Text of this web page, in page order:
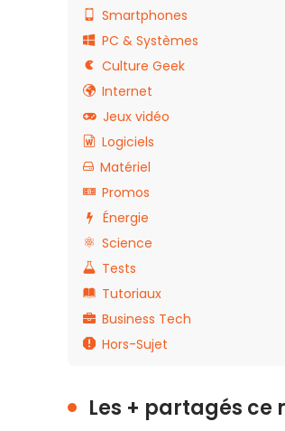
Smartphones
PC & Systèmes
Culture Geek
Internet
Jeux vidéo
Logiciels
Matériel
Promos
Énergie
Science
Tests
Tutoriaux
Business Tech
Hors-Sujet
Les + partagés ce